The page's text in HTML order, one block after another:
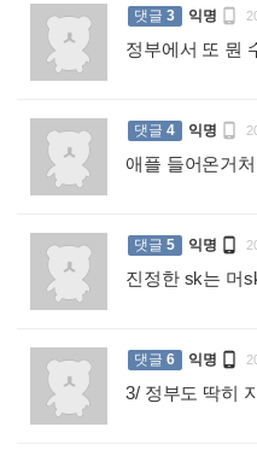
댓글 3 익명 
정부에서 또 뭔
댓글 4 익명 
애플 들어온거
댓글 5 익명 
진정한 sk는 머
댓글 6 익명 
3/ 정부도 딱히